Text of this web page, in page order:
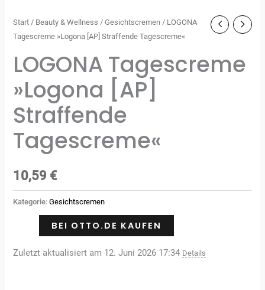
Start / Beauty & Wellness /Gesichtscremen / LOGONA
Tagescreme »Logona [AP] Straffende Tagescreme«
LOGONA Tagescreme
»Logona [AP]
Straffende
Tagescreme«
10,59 €
Kategorie:Gesichtscremen
BEI OTTO.DE KAUFEN
Zuletzt aktualisiert am 12. Juni 2026 17:34 Details